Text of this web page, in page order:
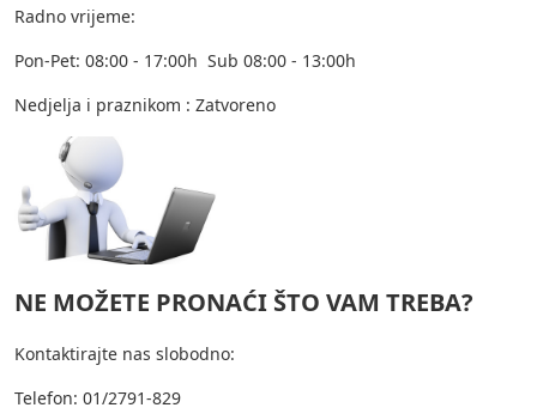
Radno vrijeme:
Pon-Pet: 08:00 - 17:00h Sub 08:00 - 13:00h
Nedjelja i praznikom : Zatvoreno
NE MOŽETE PRONAĆI ŠTO VAM TREBA?
Kontaktirajte nas slobodno:
Telefon: 01/2791-829